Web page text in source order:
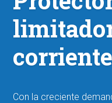
Con la creciente